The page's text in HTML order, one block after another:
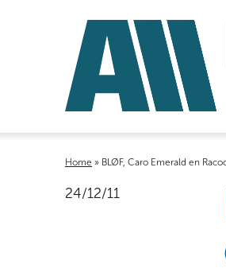
Home » BLØF, Caro Emerald en
24/12/11